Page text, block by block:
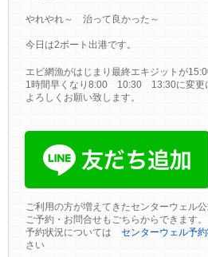
やれやれ～ 治って良かった～
今日は2ボート出港です。
エビ網漁がはじまり最終エキジットが
1時間早くなり8:00 10:30 13:30に変更
よろしくお願い致します。
ご利用の方が増えてきたセンターウェル
ご予約・お問合せもごちらからできます。
予約状況についてはセンターウェル予
さい